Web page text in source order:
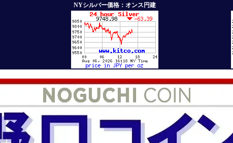
NYシルバー価格：オンス円建